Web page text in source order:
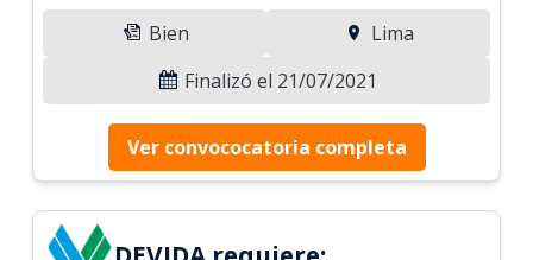
Bien
Lima
Finalizó el 21/07/2021
Ver convococatoria completa